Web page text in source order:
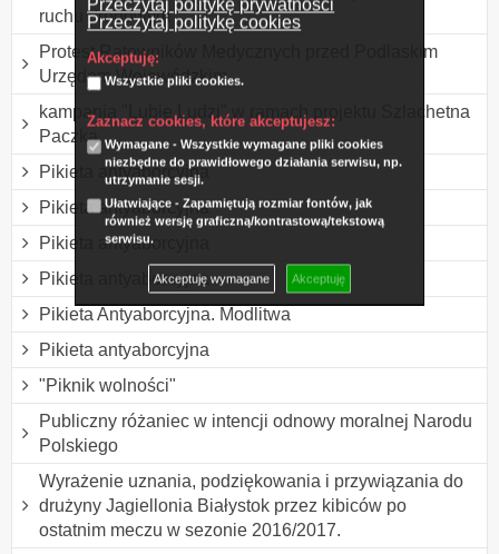
Przeczytaj politykę prywatności
Przeczytaj politykę cookies
Akceptuję:
Wszystkie pliki cookies.
Zaznacz cookies, które akceptujesz:
Wymagane - Wszystkie wymagane pliki cookies
niezbędne do prawidłowego działania serwisu, np.
utrzymanie sesji.
Ułatwiające - Zapamiętują rozmiar fontów, jak
również wersję graficzną/kontrastową/tekstową
serwisu.
Akceptuję wymagane Akceptuję
ruchu drogowym
Protest Ratowników Medycznych przed Podlaskim
Urzędem Wojewódzkim
kampania "Lubię Ludzi" w ramach projektu Szlachetna
Paczka
Pikieta antyaborcyjna
Pikieta antyaborcyjna
Pikieta antyaborcyjna
Pikieta antyaborcyjna
Pikieta Antyaborcyjna. Modlitwa
Pikieta antyaborcyjna
"Piknik wolności"
Publiczny różaniec w intencji odnowy moralnej Narodu
Polskiego
Wyrażenie uznania, podziękowania i przywiązania do
drużyny Jagiellonia Białystok przez kibiców po
ostatnim meczu w sezonie 2016/2017.